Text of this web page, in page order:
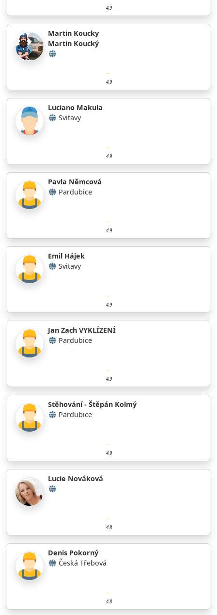
4.9
Martin Koucky
Martin Koucký
4.9
Luciano Makula
Svitavy
4.9
Pavla Němcová
Pardubice
4.9
Emil Hájek
Svitavy
4.9
Jan Zach VYKLÍZENÍ
Pardubice
4.9
Stěhování - Štěpán Kolmý
Pardubice
4.9
Lucie Nováková
4.8
Denis Pokorný
Česká Třebová
4.8